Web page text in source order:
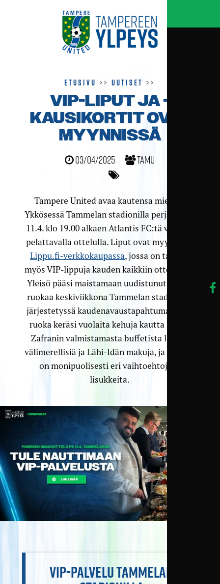
Etusivu >>Uutiset >>
VIP-LIPUT JA -
KAUSIKORTIT OVAT
MYYNNISSÄ
03/04/2025 TamU
Tampere United avaa kautensa miesten
Ykkösessä Tammelan stadionilla perjantaina
11.4. klo 19.00 alkaen Atlantis FC:tä vastaan
pelattavalla ottelulla. Liput ovat myynnissä
Lippu.fi-verkkokaupassa, jossa on tarjolla
myös VIP-lippuja kauden kaikkiin otteluihin.
Yleisö pääsi maistamaan uudistunutta VIP-
ruokaa keskiviikkona Tammelan stadionilla
järjestetyssä kaudenavaus­tapahtumassa, ja
ruoka keräsi vuolaita kehuja kautta linjan.
Zafranin valmistamasta buffetista löytyy
välimerellisiä ja Lähi-Idän makuja, ja tarjolla
on monipuolisesti eri vaihtoehtoja ja
lisukkeita.
VIP-PALVELU TAMMELAN